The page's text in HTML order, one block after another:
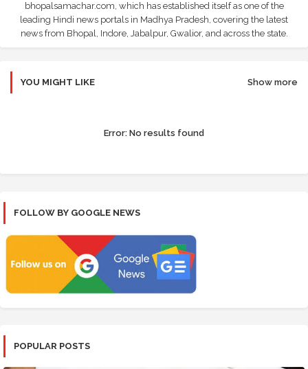
bhopalsamachar.com, which has established itself as one of the
leading Hindi news portals in Madhya Pradesh, covering the latest
news from Bhopal, Indore, Jabalpur, Gwalior, and across the state.
YOU MIGHT LIKE Show more
Error: No results found
FOLLOW BY GOOGLE NEWS
POPULAR POSTS